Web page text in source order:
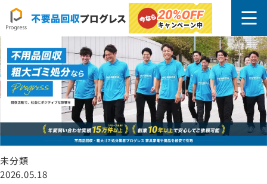
20%OFF
キャンペーン中
文京区
未分類
2026.05.18